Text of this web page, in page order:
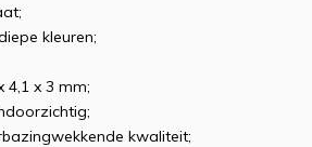
kleuren;
4,1 x 3 mm;
kwaliteit;